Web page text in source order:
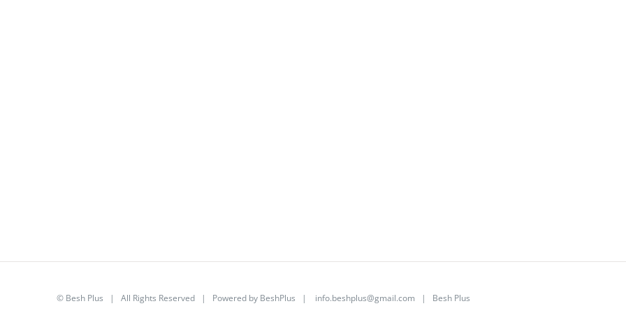
© Besh Plus | All Rights Reserved | Powered by BeshPlus | info.beshplus@gmail.com | Besh Plus